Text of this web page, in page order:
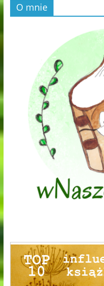
O mnie